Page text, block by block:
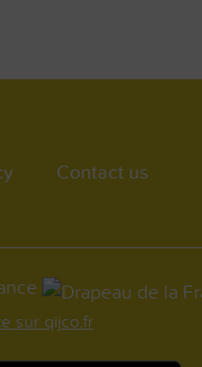
Contact us
sur qijco.fr